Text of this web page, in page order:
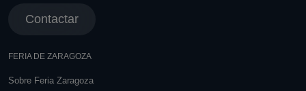
Contactar
FERIA DE ZARAGOZA
Sobre Feria Zaragoza